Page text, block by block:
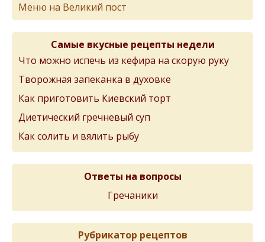
Меню на Великий пост
Самые вкусные рецепты недели
Что можно испечь из кефира на скорую руку
Творожная запеканка в духовке
Как приготовить Киевский торт
Диетический гречневый суп
Как солить и вялить рыбу
Ответы на вопросы
Гречаники
Рубрикатор рецептов